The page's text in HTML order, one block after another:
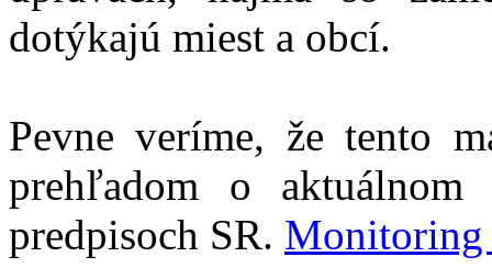
dotýkajú miest a obcí.
Pevne veríme, že tento
prehľadom o
predpisoch SR. Monitoring